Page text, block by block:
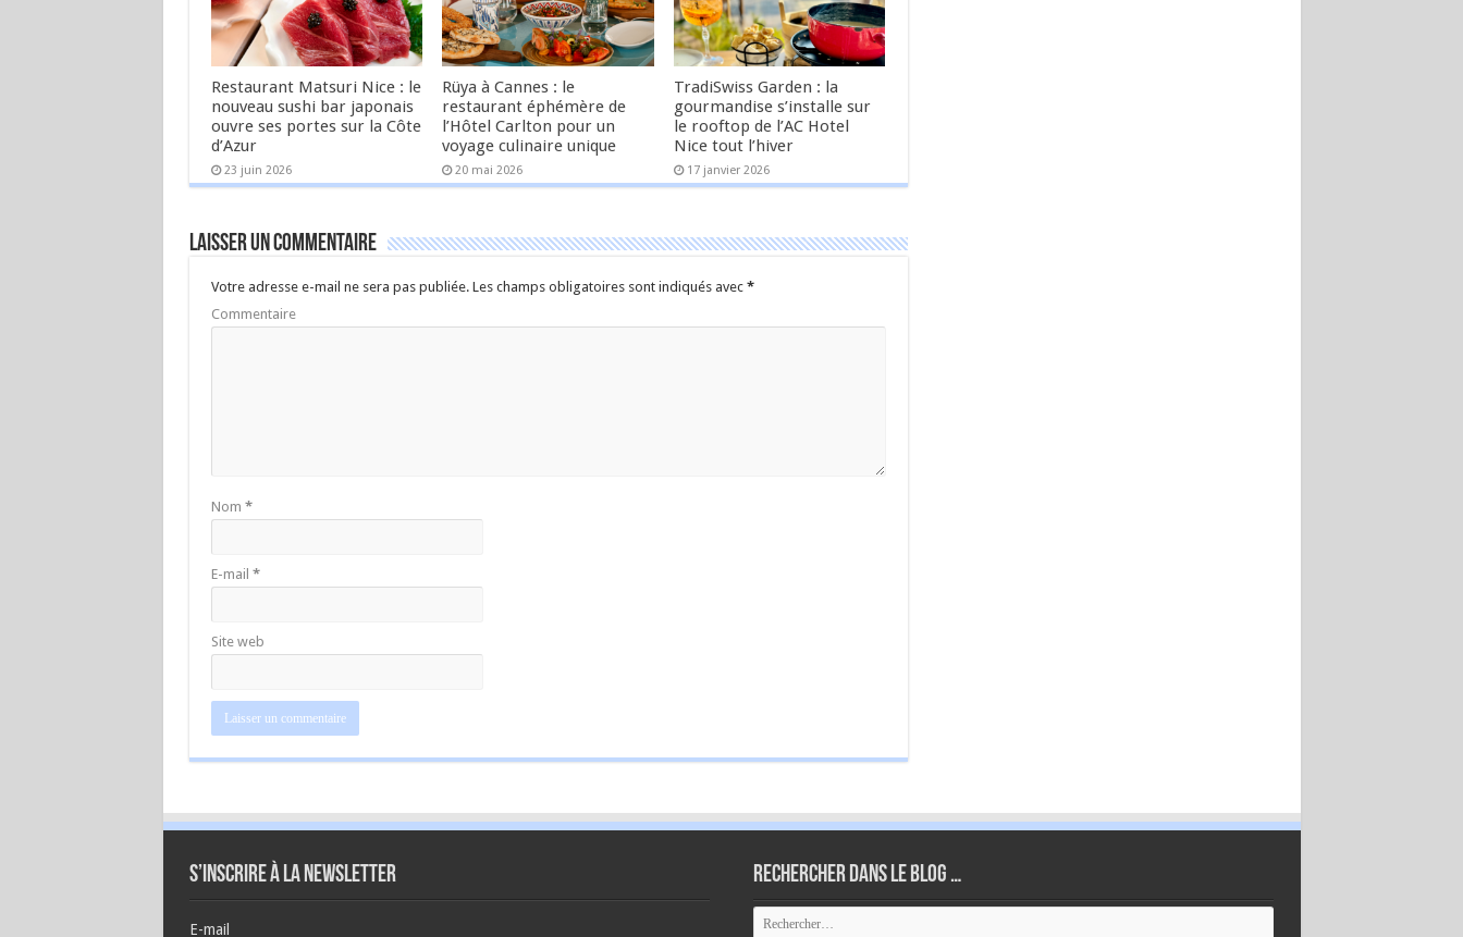
Restaurant Matsuri Nice : le
nouveau sushi bar japonais
ouvre ses portes sur la Côte
d’Azur
23 juin 2026
Rüya à Cannes : le
restaurant éphémère de
l’Hôtel Carlton pour un
voyage culinaire unique
20 mai 2026
TradiSwiss Garden : la
gourmandise s’installe sur
le rooftop de l’AC Hotel
Nice tout l’hiver
17 janvier 2026
Laisser un commentaire
Votre adresse e-mail ne sera pas publiée.Les champs obligatoires sont indiqués avec *
Commentaire
Nom *
E-mail *
Site web
S’inscrire à la newsletter
E-mail
Rechercher dans le blog …